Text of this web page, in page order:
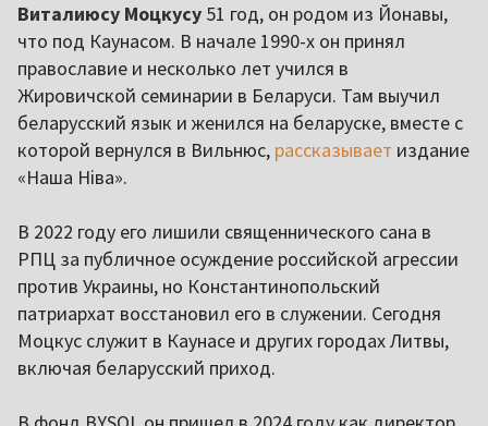
Виталиюсу Моцкусу 51 год, он родом из Йонавы,
что под Каунасом. В начале 1990-х он принял
православие и несколько лет учился в
Жировичской семинарии в Беларуси. Там выучил
беларусский язык и женился на беларуске, вместе с
которой вернулся в Вильнюс, рассказывает издание
«Наша Ніва».
В 2022 году его лишили священнического сана в
РПЦ за публичное осуждение российской агрессии
против Украины, но Константинопольский
патриархат восстановил его в служении. Сегодня
Моцкус служит в Каунасе и других городах Литвы,
включая беларусский приход.